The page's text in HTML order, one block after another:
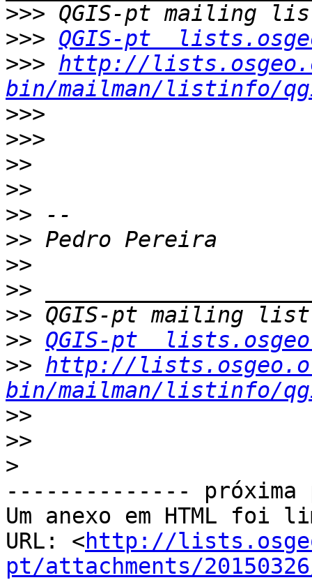
>>>
>>> QGIS-pt
>>> http://
bin/mailman/listinfo/
>>>
>>>
>>
>>
>>
>>
>>
>>
>>
>> QGIS-pt
>> http://
bin/mailman/listinfo/
>>
>>
>
--------------
Um anexo em HTML foi
URL: <http://
pt/attachments/